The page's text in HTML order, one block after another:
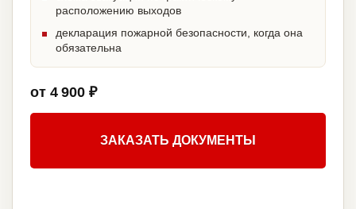
расположению выходов
декларация пожарной безопасности, когда она
обязательна
от 4 900 ₽
ЗАКАЗАТЬ ДОКУМЕНТЫ